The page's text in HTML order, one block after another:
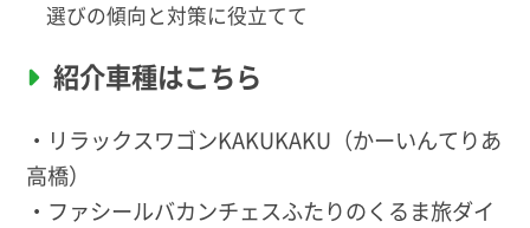
選びの傾向と対策に役立てて
紹介車種はこちら
・リラックスワゴンKAKUKAKU（かーいんてりあ
高橋）
・ファシールバカンチェスふたりのくるま旅ダイ